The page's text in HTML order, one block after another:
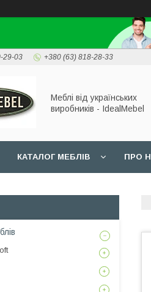
29-03 +380 (63) 818-28-33
Меблі від українських
виробників - IdealMebel
КАТАЛОГ МЕБЛІВ ПРО